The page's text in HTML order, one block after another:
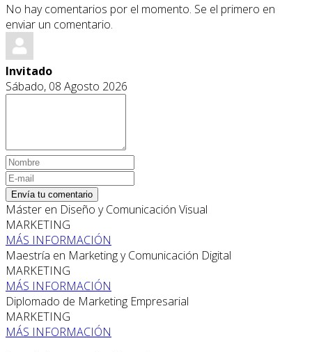
No hay comentarios por el momento. Se el primero en
enviar un comentario.
Invitado
Sábado, 08 Agosto 2026
Envía tu comentario
Máster en Diseño y Comunicación Visual
MARKETING
MÁS INFORMACIÓN
Maestría en Marketing y Comunicación Digital
MARKETING
MÁS INFORMACIÓN
Diplomado de Marketing Empresarial
MARKETING
MÁS INFORMACIÓN